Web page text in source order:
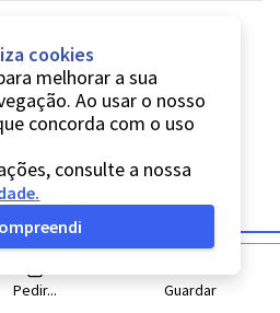
Pedir... Guardar
cookies
melhorar a sua
Ao usar o nosso
concorda com o uso
consulte a nossa
.